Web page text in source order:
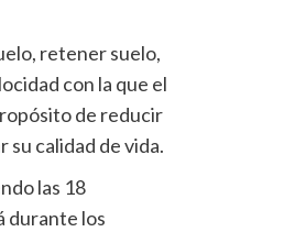
retener suelo,
con la que el
de reducir
su calidad de vida.
las 18
durante los